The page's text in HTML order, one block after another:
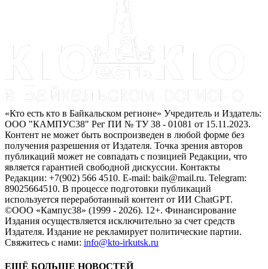
«Кто есть кто в Байкальском регионе» Учредитель и Издатель:
ООО "КАМПУС38" Рег ПИ № ТУ 38 - 01081 от 15.11.2023.
Контент не может быть воспроизведен в любой форме без
получения разрешения от Издателя. Точка зрения авторов
публикаций может не совпадать с позицией Редакции, что
является гарантией свободной дискуссии. Контакты
Редакции: +7(902) 566 4510. E-mail: baik@mail.ru. Telegram:
89025664510. В процессе подготовки публикаций
используется переработанный контент от ИИ ChatGPT.
©ООО «Кампус38» (1999 - 2026). 12+. Финансирование
Издания осуществляется исключительно за счет средств
Издателя. Издание не рекламирует политические партии.
Свяжитесь с нами: info@kto-irkutsk.ru
ЕЩЁ БОЛЬШЕ НОВОСТЕЙ